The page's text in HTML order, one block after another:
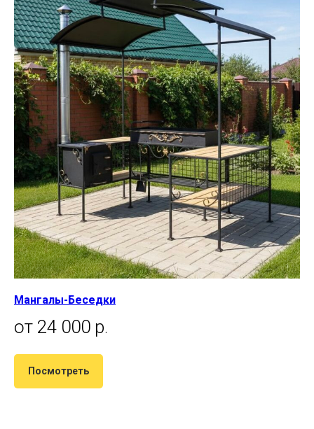
Мангалы-Беседки
от 24 000 р.
Посмотреть